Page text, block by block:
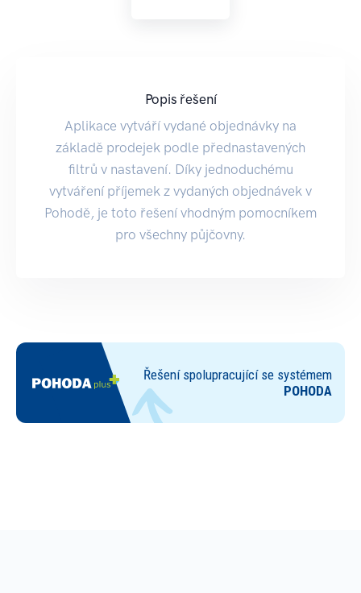
Popis řešení
Aplikace vytváří vydané objednávky na
základě prodejek podle přednastavených
filtrů v nastavení. Díky jednoduchému
vytváření příjemek z vydaných objednávek v
Pohodě, je toto řešení vhodným pomocníkem
pro všechny půjčovny.